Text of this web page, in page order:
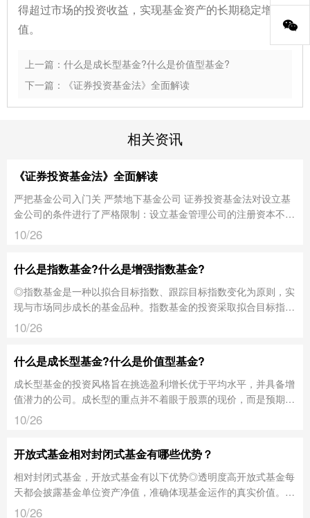
得超过市场的投资收益，实现基金资产的长期稳定增
值。
上一篇：什么是成长型基金?什么是价值型基金?
下一篇：《证券投资基金法》全面解读
相关资讯
《证券投资基金法》全面解读
严把基金公司入门关 严禁地下基金公司 证券投资基金法对设立基
金公司的条件进行了严格限制：设立基金管理公司的注册资本不低
于一亿元人民币，且必须为实缴货币资本;基金公司的主要股东具
有从事证券经营、证券投资咨询、信托资产管理或者其他金融资产
录，注册资本不低于三亿元人民币。对于基金公司设立分支机构、
修改章程或者变更其他重大事项，应当报经国务院证券监督管理机
构批准。
10/26
什么是指数基金?什么是增强指数基金?
◎指数基金是一种以拟合目标指数、跟踪目标指数变化为原则，实
现与市场同步成长的基金品种。指数基金的投资采取拟合目标指数
收益率的投资策略，分散投资于目标指数的成份股，力求股票组合
的收益率拟合该目标指数所代表的资本市场的平均收益率。
10/26
什么是成长型基金?什么是价值型基金?
成长型基金的投资风格旨在挑选盈利增长优于平均水平，并具备增
值潜力的公司。成长型的重点并不着眼于股票的现价，而是预期未
来股价表现会优于市场平均水平。而价值型基金的投资风格旨在买
10/26
开放式基金相对封闭式基金有哪些优势？
相对封闭式基金，开放式基金有以下优势◎透明度高开放式基金每
天都会披露基金单位资产净值，准确体现基金运作的真实价值。 ◎
流动性好投资者可以随时按照基金单位资产净值申购、赎回，避免
10/26